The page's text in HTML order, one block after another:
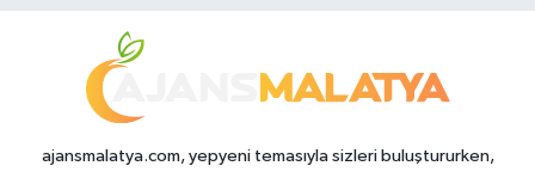
ajansmalatya.com, yepyeni temasıyla sizleri buluştururken,